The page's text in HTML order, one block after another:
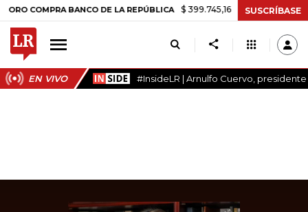
BANCO DE LA REPÚBLICA $ 399.745,16 +$ 2.295,71 +0,58%
SUSCRÍBASE
EN VIVO #InsideLR | Arnulfo Cuervo,